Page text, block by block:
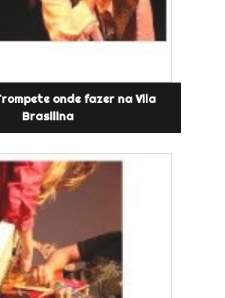
onde fazer na Vila
Brasilina